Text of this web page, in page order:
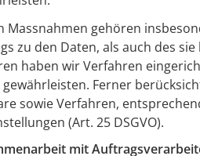
Massnahmen gehören
zu den Daten, als auch des
haben wir Verfahren
gewährleisten. Ferner
sowie Verfahren,
(Art. 25 DSGVO).
mit